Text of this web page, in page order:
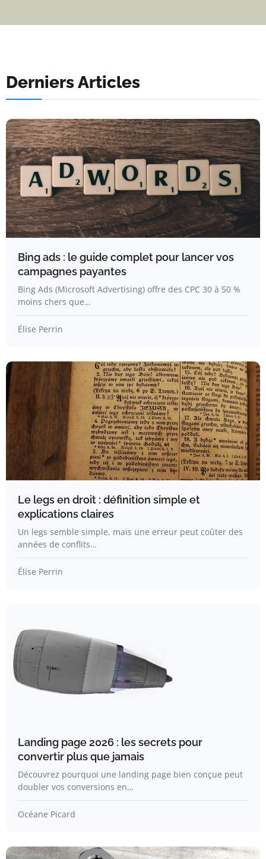
Derniers Articles
Bing ads : le guide complet pour lancer vos
campagnes payantes
Bing Ads (Microsoft Advertising) offre des CPC 30 à 50 %
moins chers que…
Élise Perrin
Le legs en droit : définition simple et
explications claires
Un legs semble simple, mais une erreur peut coûter des
années de conflits…
Élise Perrin
Landing page 2026 : les secrets pour
convertir plus que jamais
Découvrez pourquoi une landing page bien conçue peut
doubler vos conversions en…
Océane Picard